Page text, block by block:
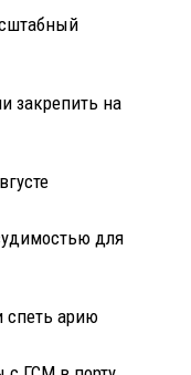
закрепить на
для
спеть арию